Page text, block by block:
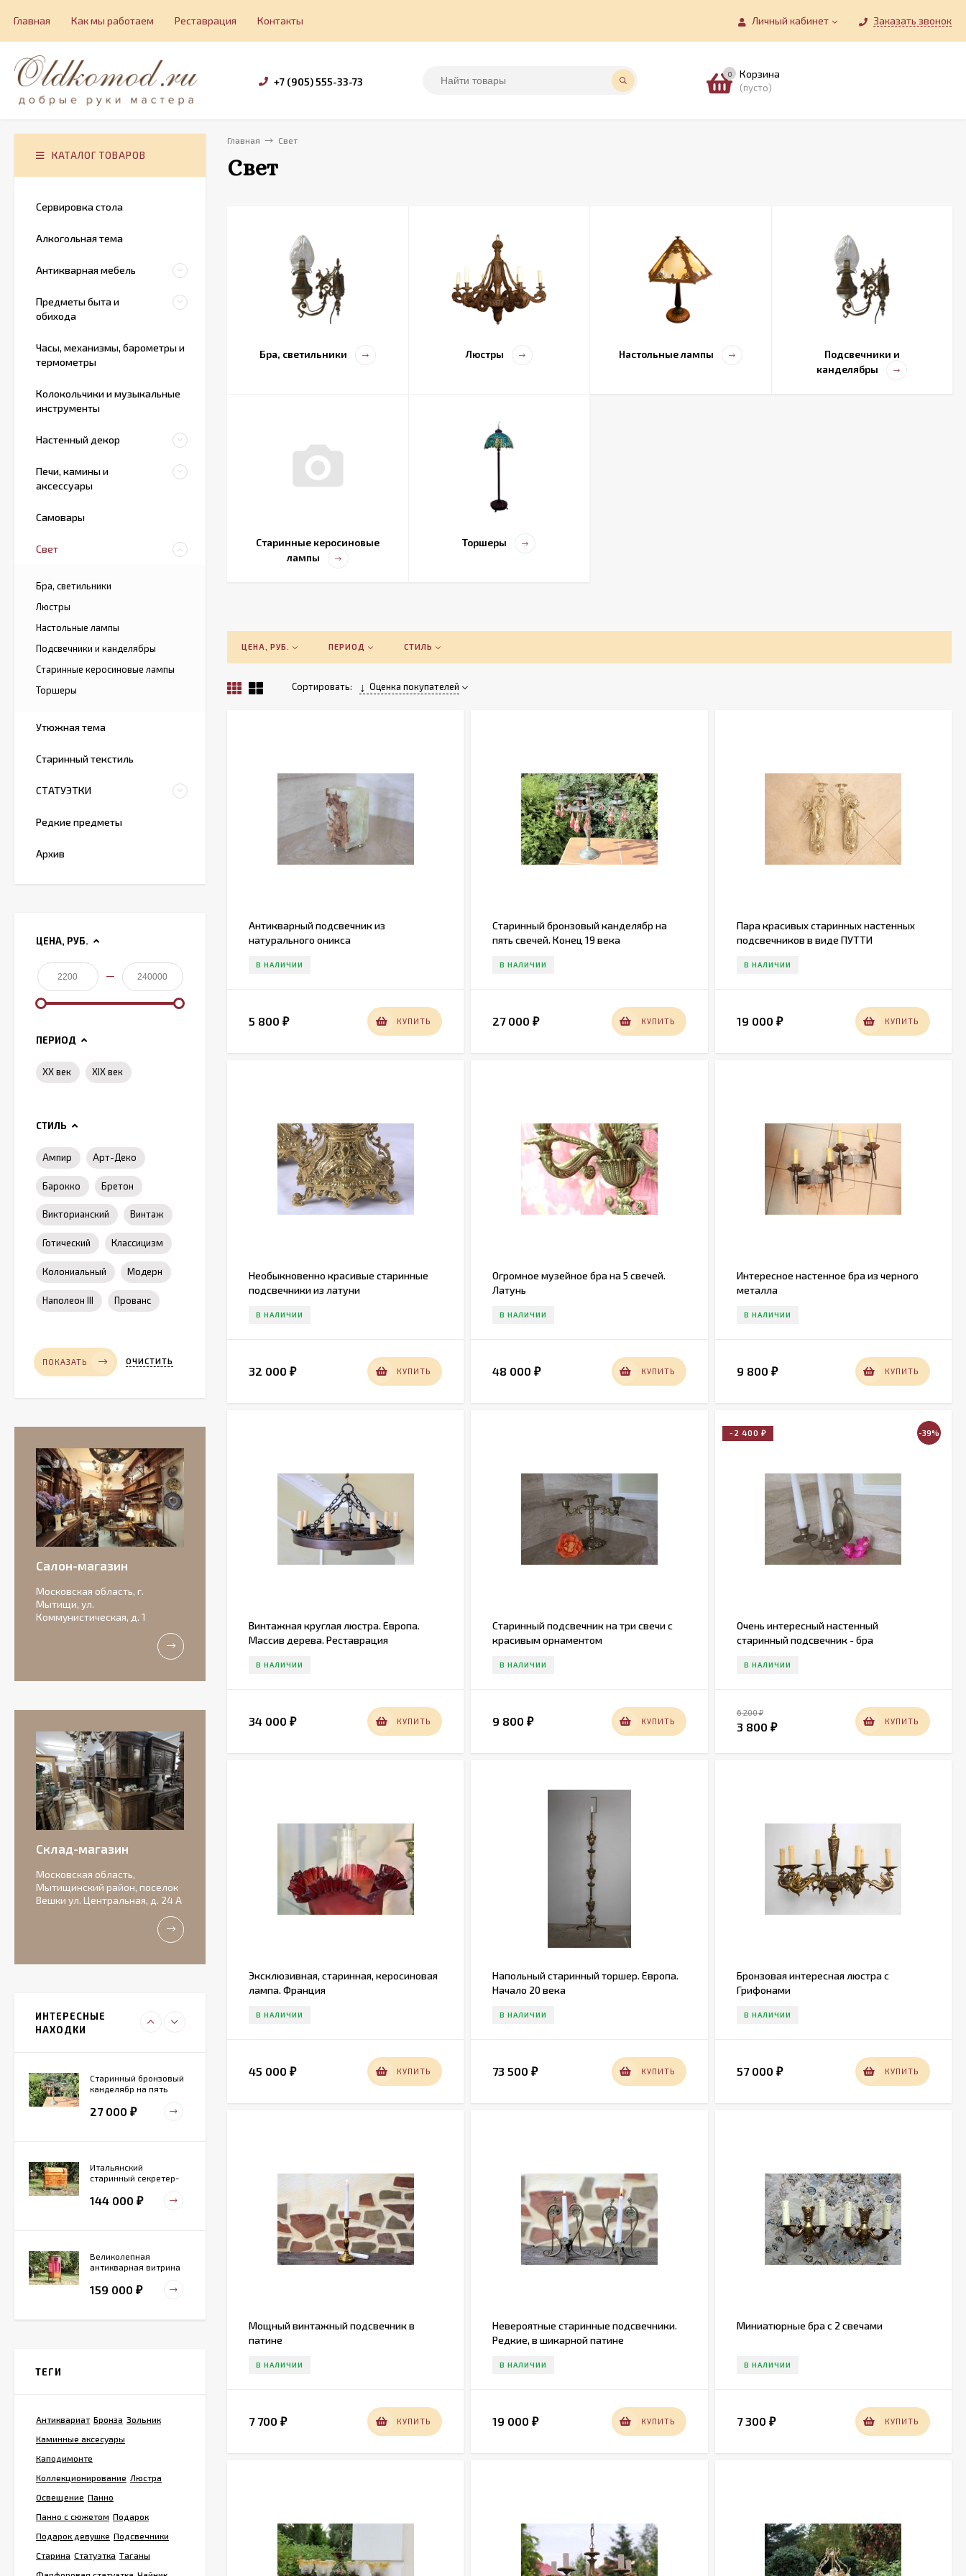
Личный кабинет Заказать звонок
Главная Как мы работаем Реставрация Контакты
+7 (905) 555-33-73
0 Корзина
(пусто)
Главная Свет
Свет
Бра, светильники Люстры Настольные лампы
Подсвечники и
канделябры
Старинные керосиновые
лампы
Торшеры
ЦЕНА, РУБ. ПЕРИОД СТИЛЬ
Сортировать: Оценка покупателей
Антикварный подсвечник из
натурального оникса
В НАЛИЧИИ
5 800 ₽ КУПИТЬ
Старинный бронзовый канделябр на
пять свечей. Конец 19 века
В НАЛИЧИИ
27 000₽ КУПИТЬ
Пара красивых старинных настенных
подсвечников в виде ПУТТИ
В НАЛИЧИИ
19 000 ₽ КУПИТЬ
Необыкновенно красивые старинные
подсвечники из латуни
В НАЛИЧИИ
32 000 ₽ КУПИТЬ
Огромное музейное бра на 5 свечей.
Латунь
В НАЛИЧИИ
48 000₽ КУПИТЬ
Интересное настенное бра из черного
металла
В НАЛИЧИИ
9 800 ₽ КУПИТЬ
Винтажная круглая люстра. Европа.
Массив дерева. Реставрация
В НАЛИЧИИ
34 000 ₽ КУПИТЬ
Старинный подсвечник на три свечи с
красивым орнаментом
В НАЛИЧИИ
9 800₽ КУПИТЬ
-39%
-2 400 ₽
Очень интересный настенный
старинный подсвечник - бра
В НАЛИЧИИ
6 200₽
3 800 ₽
КУПИТЬ
Эксклюзивная, старинная, керосиновая
лампа. Франция
В НАЛИЧИИ
45 000 ₽ КУПИТЬ
Напольный старинный торшер. Европа.
Начало 20 века
В НАЛИЧИИ
73 500₽ КУПИТЬ
Бронзовая интересная люстра с
Грифонами
В НАЛИЧИИ
57 000 ₽ КУПИТЬ
Мощный винтажный подсвечник в
патине
В НАЛИЧИИ
7 700 ₽ КУПИТЬ
Невероятные старинные подсвечники.
Редкие, в шикарной патине
В НАЛИЧИИ
19 000₽ КУПИТЬ
Миниатюрные бра с 2 свечами
В НАЛИЧИИ
7 300 ₽ КУПИТЬ
КАТАЛОГ ТОВАРОВ
Сервировка стола
Алкогольная тема
Антикварная мебель
Предметы быта и
обихода
Часы, механизмы, барометры и
термометры
Колокольчики и музыкальные
инструменты
Настенный декор
Печи, камины и
аксессуары
Самовары
Свет
Бра, светильники
Люстры
Настольные лампы
Подсвечники и канделябры
Старинные керосиновые лампы
Торшеры
Утюжная тема
Старинный текстиль
СТАТУЭТКИ
Редкие предметы
Архив
ЦЕНА, РУБ.
—
ПЕРИОД
XX век XIX век
СТИЛЬ
Ампир Арт-Деко
Барокко Бретон
Викторианский Винтаж
Готический Классицизм
Колониальный Модерн
Наполеон III Прованс
ПОКАЗАТЬ ОЧИСТИТЬ
Салон-магазин
Московская область, г.
Мытищи, ул.
Коммунистическая, д. 1
Склад-магазин
Московская область,
Мытищинский район, поселок
Вешки ул. Центральная, д. 24 А
ИНТЕРЕСНЫЕ
НАХОДКИ
Антикварная
бисквитная
композиция с
156 000
Очаровательные
Идеальное состояние.
фарфоровый
светильник
27 000
Старинный бронзовый
канделябр на пять
27 000 ₽
Итальянский
старинный секретер-
144 000 ₽
Великолепная
антикварная витрина
159 000 ₽
сервировка Жар-птица
- На удачу
Винтажная охотничья
пороховница из латуни
13 800₽
ТЕГИ
Антиквариат Бронза Зольник
Каминные аксесуары
Каподимонте
Коллекционирование Люстра
Освещение Панно
Панно с сюжетом Подарок
Подарок девушке Подсвечники
Старина Статуэтка Таганы